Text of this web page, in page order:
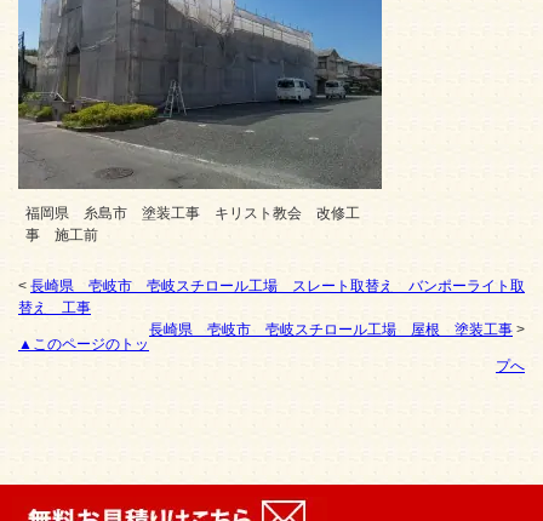
福岡県 糸島市 塗装工事 キリスト教会 改修工
事 施工前
< 長崎県 壱岐市 壱岐スチロール工場 スレート取替え バンポーライト取
替え 工事
長崎県 壱岐市 壱岐スチロール工場 屋根 塗装工事 >
▲このページのトッ
プへ